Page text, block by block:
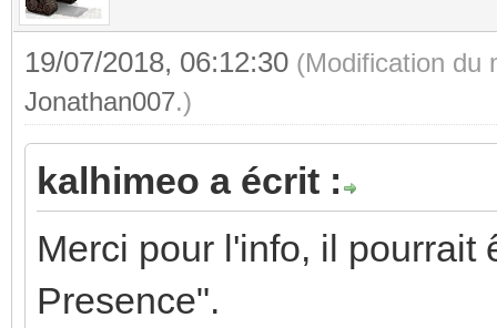
19/07/2018, 06:12:30 (Modification du
Jonathan007.)
kalhimeo a écrit :
Merci pour l'info, il pourrait
Presence".